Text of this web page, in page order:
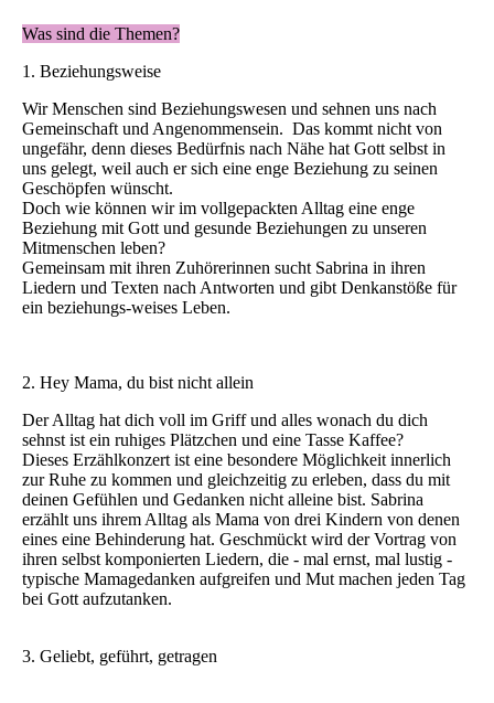
Was sind die Themen?
1. Beziehungsweise
Wir Menschen sind Beziehungswesen und sehnen uns nach
Gemeinschaft und Angenommensein. Das kommt nicht von
ungefähr, denn dieses Bedürfnis nach Nähe hat Gott selbst in
uns gelegt, weil auch er sich eine enge Beziehung zu seinen
Geschöpfen wünscht.
Doch wie können wir im vollgepackten Alltag eine enge
Beziehung mit Gott und gesunde Beziehungen zu unseren
Mitmenschen leben?
Gemeinsam mit ihren Zuhörerinnen sucht Sabrina in ihren
Liedern und Texten nach Antworten und gibt Denkanstöße für
ein beziehungs-weises Leben.
2. Hey Mama, du bist nicht allein
Der Alltag hat dich voll im Griff und alles wonach du dich
sehnst ist ein ruhiges Plätzchen und eine Tasse Kaffee?
Dieses Erzählkonzert ist eine besondere Möglichkeit innerlich
zur Ruhe zu kommen und gleichzeitig zu erleben, dass du mit
deinen Gefühlen und Gedanken nicht alleine bist. Sabrina
erzählt uns ihrem Alltag als Mama von drei Kindern von denen
eines eine Behinderung hat. Geschmückt wird der Vortrag von
ihren selbst komponierten Liedern, die - mal ernst, mal lustig -
typische Mamagedanken aufgreifen und Mut machen jeden Tag
bei Gott aufzutanken.
3. Geliebt, geführt, getragen